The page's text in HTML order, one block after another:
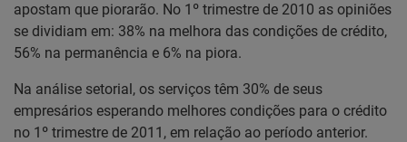
apostam que piorarão. No 1º trimestre de 2010 as opiniões
se dividiam em: 38% na melhora das condições de crédito,
56% na permanência e 6% na piora.
Na análise setorial, os serviços têm 30% de seus
empresários esperando melhores condições para o crédito
no 1º trimestre de 2011, em relação ao período anterior.